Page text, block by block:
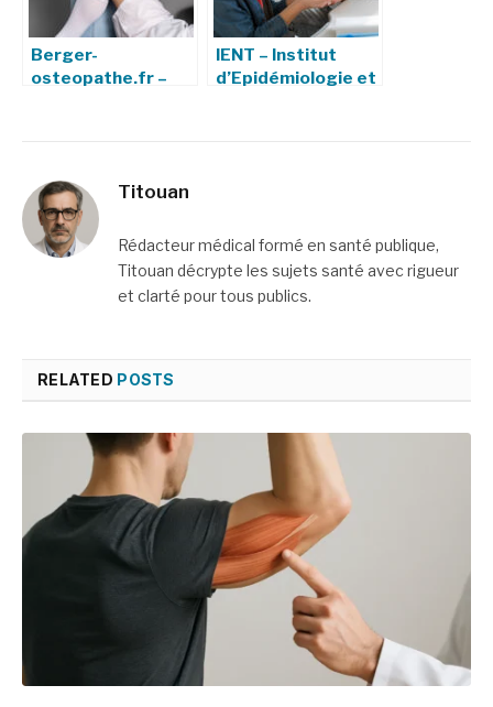
Berger-
osteopathe.fr –
IENT – Institut
d’Epidémiologie et
Titouan
Rédacteur médical formé en santé publique,
Titouan décrypte les sujets santé avec rigueur
et clarté pour tous publics.
RELATED POSTS